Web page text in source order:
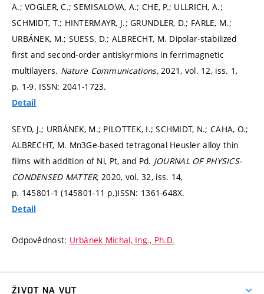
A.; VOGLER, C.; SEMISALOVA, A.; CHE, P.; ULLRICH, A.;
SCHMIDT, T.; HINTERMAYR, J.; GRUNDLER, D.; FARLE, M.;
URBÁNEK, M.; SUESS, D.; ALBRECHT, M. Dipolar-stabilized
first and second-order antiskyrmions in ferrimagnetic
multilayers. Nature Communications, 2021, vol. 12, iss. 1,
p. 1-9. ISSN: 2041-1723.
Detail
SEYD, J.; URBÁNEK, M.; PILOTTEK, I.; SCHMIDT, N.; CAHA, O.;
ALBRECHT, M. Mn3Ge-based tetragonal Heusler alloy thin
films with addition of Ni, Pt, and Pd. JOURNAL OF PHYSICS-
CONDENSED MATTER,2020, vol. 32, iss. 14,
p. 145801-1 (145801-11 p.)ISSN: 1361-648X.
Detail
Odpovědnost: Urbánek Michal, Ing., Ph.D.
ŽIVOT NA VUT